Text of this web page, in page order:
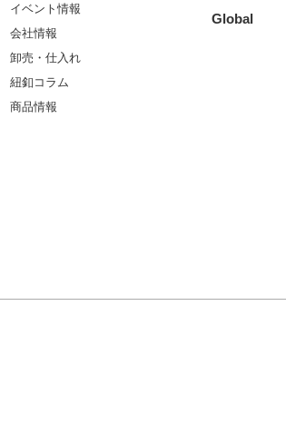
イベント情報
会社情報
卸売・仕入れ
紐釦コラム
商品情報
Global